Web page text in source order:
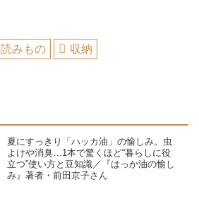
読みもの 収納
夏にすっきり「ハッカ油」の愉しみ。虫
よけや消臭…1本で驚くほど“暮らしに役
立つ”使い方と豆知識／『はっか油の愉し
み』著者・前田京子さん